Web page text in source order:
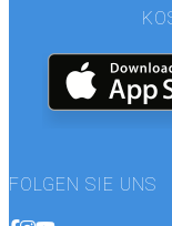
FOLGEN SIE UNS